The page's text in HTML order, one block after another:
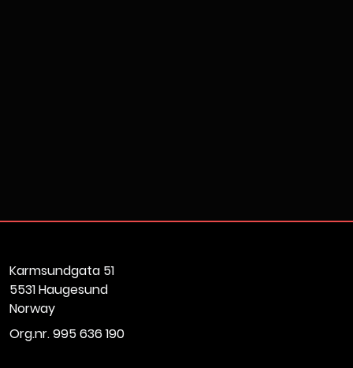
Karmsundgata 51
5531 Haugesund
Norway
Org.nr. 995 636 190